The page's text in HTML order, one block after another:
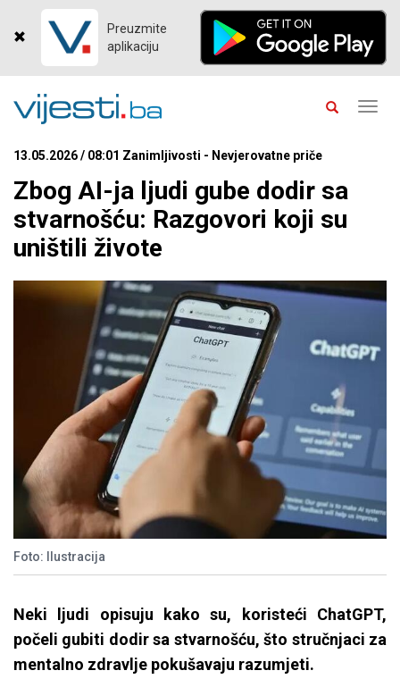
Preuzmite
aplikaciju
13.05.2026 / 08:01 Zanimljivosti - Nevjerovatne priče
Zbog AI-ja ljudi gube dodir sa
stvarnošću: Razgovori koji su
uništili živote
Foto: Ilustracija
Neki ljudi opisuju kako su, koristeći ChatGPT,
počeli gubiti dodir sa stvarnošću, što stručnjaci za
mentalno zdravlje pokušavaju razumjeti.